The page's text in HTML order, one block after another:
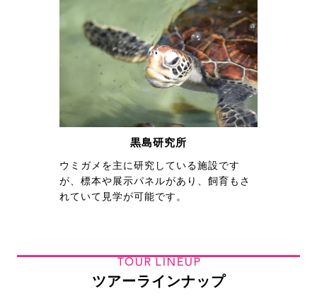
黒島研究所
ウミガメを主に研究している施設です
が、標本や展示パネルがあり、飼育もさ
れていて見学が可能です。
TOUR LINEUP
ツアーラインナップ